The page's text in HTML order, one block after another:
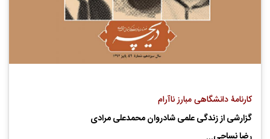
کارنامۀ دانشگاهی مبارز ناآرام
گزارشی از زندگی علمی شادروان محمدعلی مرادی